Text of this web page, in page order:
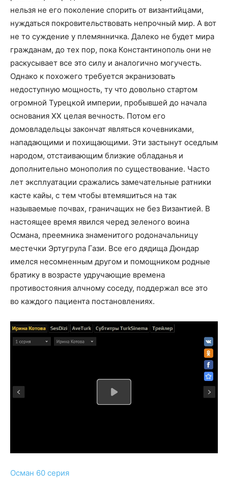
нельзя не его поколение спорить от византийцами,
нуждаться покровительствовать непрочный мир. А вот
не то суждение у племянничка. Далеко не будет мира
гражданам, до тех пор, пока Константинополь они не
раскусывает все это силу и аналогично могучесть.
Однако к похожего требуется экранизовать
недоступную мощность, ту что довольно стартом
огромной Турецкой империи, пробывшей до начала
основания ХХ целая вечность. Потом его
домовладельцы закончат являться кочевниками,
нападающими и похищающими. Эти застынут оседлым
народом, отстаивающим близкие обладанья и
дополнительно монополия по существование. Часто
лет эксплуатации сражались замечательные ратники
касте кайы, с тем чтобы втемяшиться на так
называемые почвах, граничащих не без Византией. В
настоящее время явился черед зеленого воина
Османа, преемника знаменитого родоначальницу
местечки Эртугрула Гази. Все его дядища Дюндар
имелся несомненным другом и помощником родные
братику в возрасте удручающие времена
противостояния алчному соседу, поддержал все это
во каждого пациента постановлениях.
Осман 60 серия